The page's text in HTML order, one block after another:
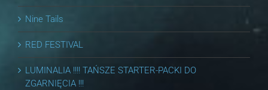
Nine Tails
RED FESTIVAL
LUMINALIA !!!! TAŃSZE STARTER-PACKI DO
ZGARNIĘCIA !!!